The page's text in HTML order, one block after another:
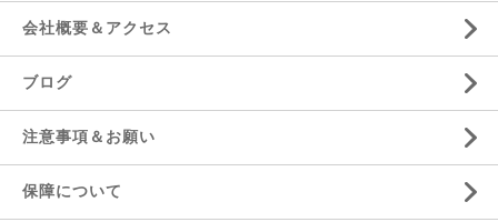
会社概要＆アクセス
ブログ
注意事項＆お願い
保障について